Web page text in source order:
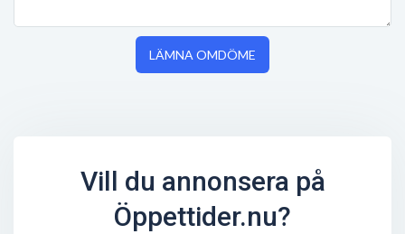
LÄMNA OMDÖME
Vill du annonsera på
Öppettider.nu?